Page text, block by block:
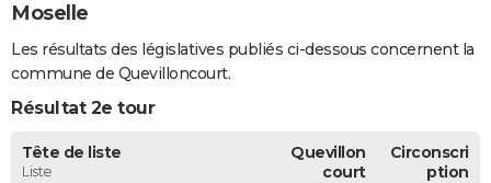
Moselle
Les résultats des législatives publiés ci-dessous concernent la
commune de Quevilloncourt.
Résultat 2e tour
Tête de liste
Liste
Quevillon
court
Circonscri
ption